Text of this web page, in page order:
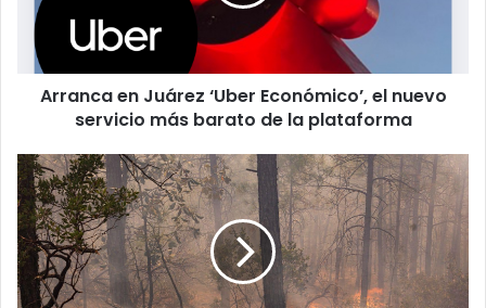
nuevo
servicio
más
barato
plataforma
Arranca en Juárez ‘Uber Económico’, el nuevo
servicio más barato de la plataforma
Reportan
11
incendios
forestales
activos
en
Chihuahua;